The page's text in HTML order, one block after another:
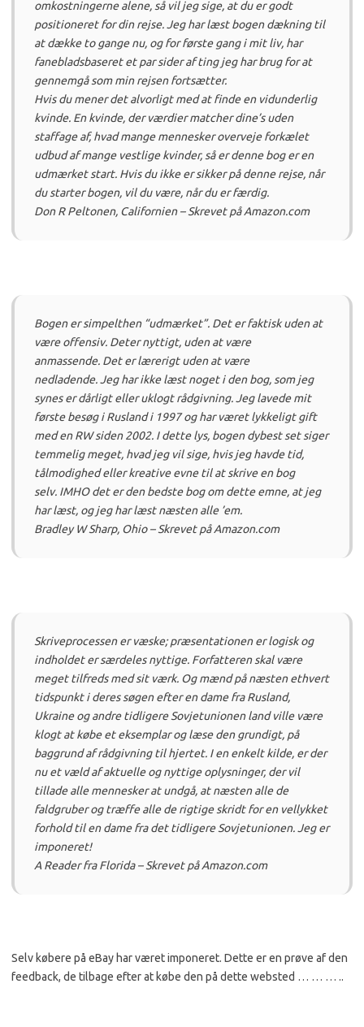
omkostningerne alene, så vil jeg sige, at du er godt
positioneret for din rejse. Jeg har læst bogen dækning til
at dække to gange nu, og for første gang i mit liv, har
fanebladsbaseret et par sider af ting jeg har brug for at
gennemgå som min rejsen fortsætter.
Hvis du mener det alvorligt med at finde en vidunderlig
kvinde. En kvinde, der værdier matcher dine’s uden
staffage af, hvad mange mennesker overveje forkælet
udbud af mange vestlige kvinder, så er denne bog er en
udmærket start. Hvis du ikke er sikker på denne rejse, når
du starter bogen, vil du være, når du er færdig.
Don R Peltonen, Californien – Skrevet på Amazon.com
Bogen er simpelthen “udmærket”. Det er faktisk uden at
være offensiv. Deternyttigt, uden at være
anmassende. Det er lærerigt uden at være
nedladende. Jeg har ikke læst noget i den bog, som jeg
synes er dårligt eller uklogt rådgivning. Jeg lavede mit
første besøg i Rusland i 1997 og har været lykkeligt gift
med en RW siden 2002. I dette lys, bogen dybest set siger
temmelig meget, hvad jegvilsige, hvis jeg havde tid,
tålmodighed eller kreative evne til at skrive en bog
selv. IMHO det er den bedste bog om dette emne, at jeg
har læst, og jegharlæst næsten alle ’em.
Bradley W Sharp, Ohio – Skrevet på Amazon.com
Skriveprocessen er væske; præsentationen er logisk og
indholdet er særdeles nyttige. Forfatteren skal være
meget tilfreds med sit værk. Og mænd på næsten ethvert
tidspunkt i deres søgen efter en dame fra Rusland,
Ukraine og andre tidligere Sovjetunionen land ville være
klogt at købe et eksemplar og læse den grundigt, på
baggrund af rådgivning til hjertet. I en enkelt kilde, er der
nu et væld af aktuelle og nyttige oplysninger, der vil
tillade alle mennesker at undgå, at næsten alle de
faldgruber og træffe alle de rigtige skridt for en vellykket
forhold til en dame fra det tidligere Sovjetunionen. Jeg er
imponeret!
A Reader fra Florida – Skrevet på Amazon.com
Selv købere på eBay har været imponeret. Dette er en prøve af den
feedback, de tilbage efter at købe den på dette websted … … … ..